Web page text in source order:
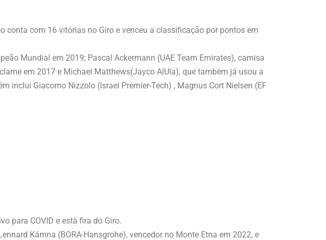
conta com 16 vitórias no Giro e venceu a classificação por pontos em
Mundial em 2019; Pascal Ackermann (UAE Team Emirates), camisa
em 2017 e Michael Matthews(Jayco AlUla), que também já usou a
inclui Giacomo Nizzolo (Israel Premier-Tech) , Magnus Cort Nielsen (EF
para COVID e está fira do Giro.
Kämna (BORA-Hansgrohe), vencedor no Monte Etna em 2022, e